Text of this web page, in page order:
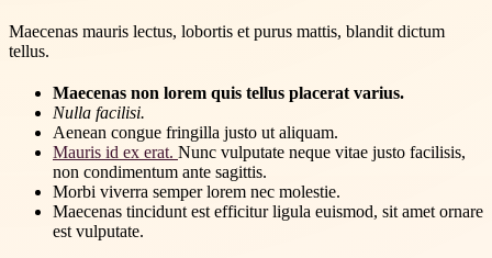
Maecenas mauris lectus, lobortis et purus mattis, blandit dictum
tellus.
Maecenas non lorem quis tellus placerat varius.
Nulla facilisi.
Aenean congue fringilla justo ut aliquam.
Mauris id ex erat. Nunc vulputate neque vitae justo facilisis,
non condimentum ante sagittis.
Morbi viverra semper lorem nec molestie.
Maecenas tincidunt est efficitur ligula euismod, sit amet ornare
est vulputate.